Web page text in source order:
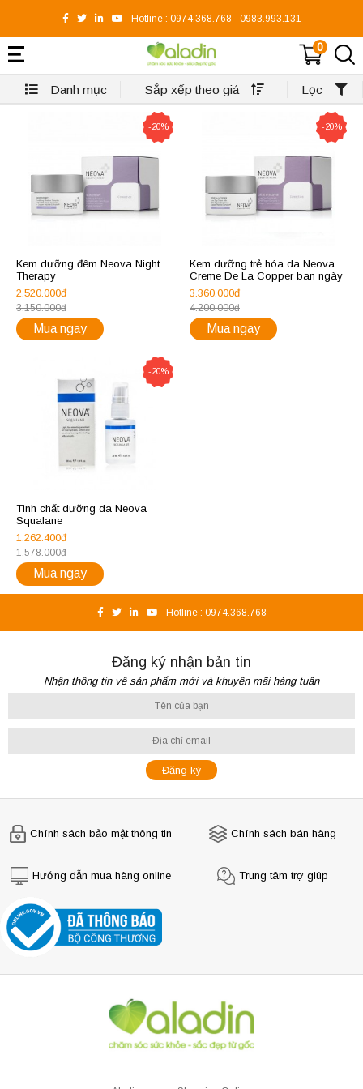
Hotline : 0974.368.768 - 0983.993.131
0
Danh mục Sắp xếp theo giá Lọc
-20%
Kem dưỡng đêm Neova Night
Therapy
2.520.000đ
3.150.000đ
Mua ngay
-20%
Kem dưỡng trẻ hóa da Neova
Creme De La Copper ban ngày
3.360.000đ
4.200.000đ
Mua ngay
-20%
Tinh chất dưỡng da Neova
Squalane
1.262.400đ
1.578.000đ
Mua ngay
Hotline : 0974.368.768
Đăng ký nhận bản tin
Nhận thông tin về sản phẩm mới và khuyến mãi hàng tuần
Chính sách bảo mật thông tin Chính sách bán hàng
Hướng dẫn mua hàng online Trung tâm trợ giúp